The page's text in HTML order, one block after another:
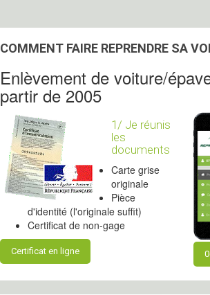
COMMENT FAIRE REPRENDRE SA
Enlèvement de voiture/
partir de 2005
1/ Je réunis
les
documents
Carte grise
originale
Pièce
d'identité (l'originale suffit)
Certificat de non-gage
Certificat en ligne